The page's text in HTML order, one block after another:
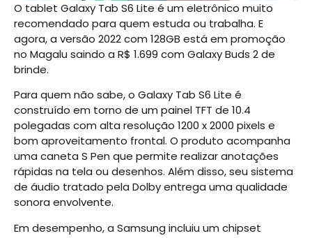
O tablet Galaxy Tab S6 Lite é um eletrônico muito
recomendado para quem estuda ou trabalha. E
agora, a versão 2022 com 128GB está em promoção
no Magalu saindo a R$ 1.699 com Galaxy Buds 2 de
brinde.
Para quem não sabe, o Galaxy Tab S6 Lite é
construído em torno de um painel TFT de 10.4
polegadas com alta resolução 1200 x 2000 pixels e
bom aproveitamento frontal. O produto acompanha
uma caneta S Pen que permite realizar anotações
rápidas na tela ou desenhos. Além disso, seu sistema
de áudio tratado pela Dolby entrega uma qualidade
sonora envolvente.
Em desempenho, a Samsung incluiu um chipset